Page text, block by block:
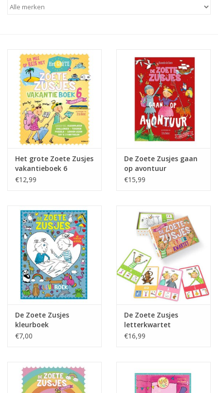
eten & drinken
knuffels
boeken
Blogs
Het grote Zoete Zusjes
vakantieboek 6
€12,99
De Zoete Zusjes gaan
op avontuur
€15,99
De Zoete Zusjes
kleurboek
€7,00
De Zoete Zusjes
letterkwartet
€16,99